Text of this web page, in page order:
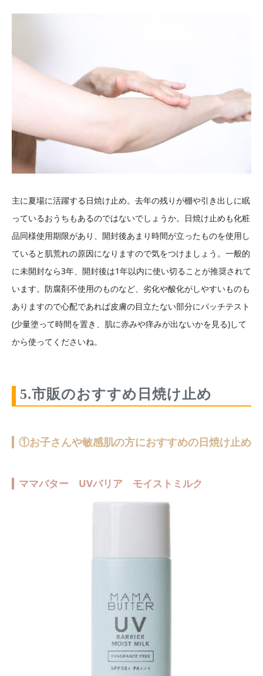
主に夏場に活躍する日焼け止め。去年の残りが棚や引き出しに眠
っているおうちもあるのではないでしょうか。日焼け止めも化粧
品同様使用期限があり、開封後あまり時間が立ったものを使用し
ていると肌荒れの原因になりますので気をつけましょう。一般的
に未開封なら3年、開封後は1年以内に使い切ることが推奨されて
います。防腐剤不使用のものなど、劣化や酸化がしやすいものも
ありますので心配であれば皮膚の目立たない部分にパッチテスト
(少量塗って時間を置き、肌に赤みや痒みが出ないかを見る)して
から使ってくださいね。
5.市販のおすすめ日焼け止め
①お子さんや敏感肌の方におすすめの日焼け止め
ママバター UVバリア モイストミルク